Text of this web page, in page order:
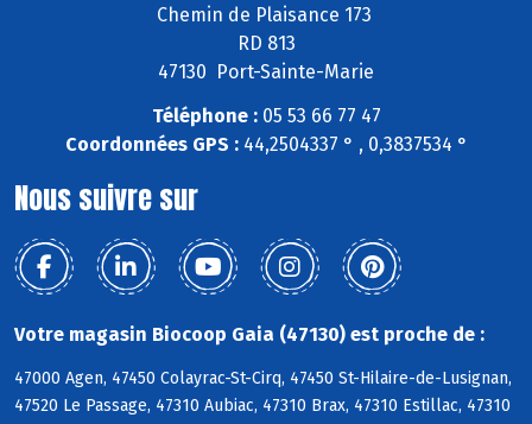
Chemin de Plaisance 173
RD 813
47130 Port-Sainte-Marie
Téléphone :05 53 66 77 47
Coordonnées GPS :44,2504337 ° , 0,3837534 °
Nous suivre sur
Votre magasin Biocoop Gaia (47130) est proche de :
47000 Agen, 47450 Colayrac-St-Cirq, 47450 St-Hilaire-de-Lusignan,
47520 Le Passage, 47310 Aubiac, 47310 Brax, 47310 Estillac, 47310